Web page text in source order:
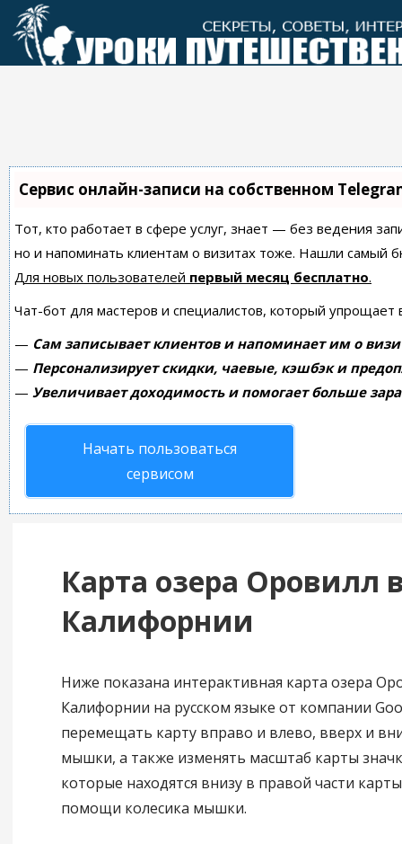
Перейти
контенту
Сервис онлайн-записи на собственном
Тот, кто работает в сфере услуг, знает — без ведения
но и напоминать клиентам о визитах тоже. Нашли самый
Для новых пользователей первый месяц бесплатно.
Чат-бот для мастеров и специалистов, который упрощает
— Сам записывает клиентов и напоминает им о
— Персонализирует скидки, чаевые, кэшбэк и
— Увеличивает доходимость и помогает больше
Начать пользоваться
сервисом
Карта озера Оровилл
Калифорнии
Ниже показана интерактивная карта озера
Калифорнии на русском языке от компании
перемещать карту вправо и влево, вверх и
мышки, а также изменять масштаб карты
которые находятся внизу в правой части
помощи колесика мышки.